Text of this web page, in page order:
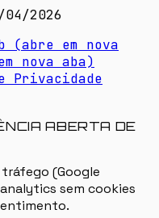
2026
(abre em nova
nova aba)
Privacidade
ABERTA DE
(Google
sem cookies